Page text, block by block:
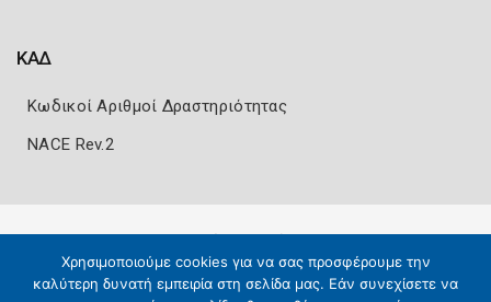
ΚΑΔ
Κωδικοί Αριθμοί Δραστηριότητας
NACE Rev.2
Χρησιμοποιούμε cookies για να σας προσφέρουμε την
καλύτερη δυνατή εμπειρία στη σελίδα μας. Εάν συνεχίσετε να
Copyright 2026 Knowledge A.E.